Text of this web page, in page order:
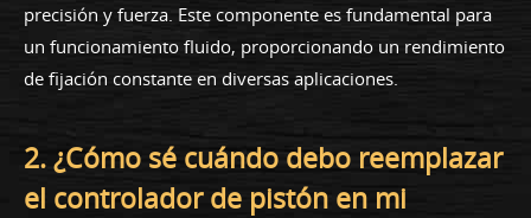
precisión y fuerza. Este componente es fundamental para
un funcionamiento fluido, proporcionando un rendimiento
de fijación constante en diversas aplicaciones.
2. ¿Cómo sé cuándo debo reemplazar
el controlador de pistón en mi